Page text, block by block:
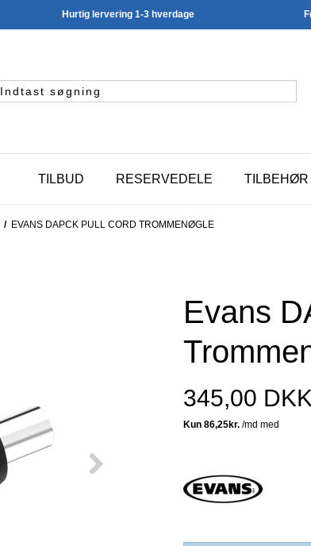
Hurtig lervering 1-3 hverdage
TILBUD RESERVEDELE TILBEHØR
/ EVANS DAPCK PULL CORD TROMMENØGLE
Evans
345,00 DKK